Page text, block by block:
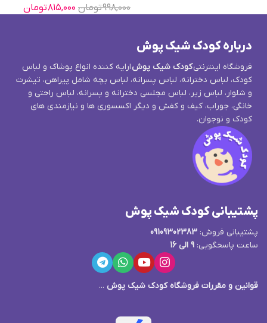
۹۹۸,۰۰۰تومان ۸۱۵,۰۰۰تومان
درباره کودک شیک پوش
فروشگاه اینترنتیکودک شیک پوشارایه کننده انواع پوشاک و لباس
کودک، لباس دخترانه، لباس پسرانه، لباس بچه شامل پیراهن، تیشرت
و شلوار، لباس زیر، لباس مجلسی دخترانه و پسرانه، لباس راحتی و
خانگی، جوراب، کیف و کفش و دیگر اکسسوری ها و نیازمندی های
کودک و نوجوان.
پشتیبانی کودک شیک پوش
پشتیبانی فروش: 09109302383
ساعت پاسخگویی: 9 الی 16
قوانین و مقررات فروشگاه کودک شیک پوش ...